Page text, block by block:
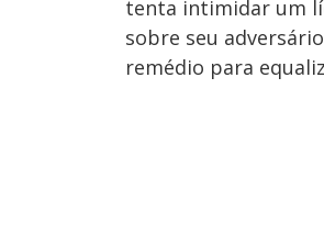
tenta intimidar um
sobre seu
remédio para